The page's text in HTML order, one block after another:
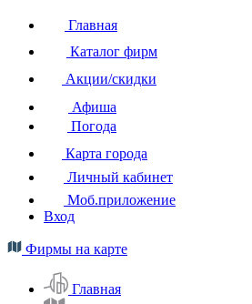
Главная
Каталог фирм
Акции/скидки
Афиша
Погода
Карта города
Личный кабинет
Моб.приложение
Вход
Фирмы на карте
Главная